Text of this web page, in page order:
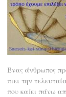
Ένας άνθρωπος
πιει την
που καίει πάνω